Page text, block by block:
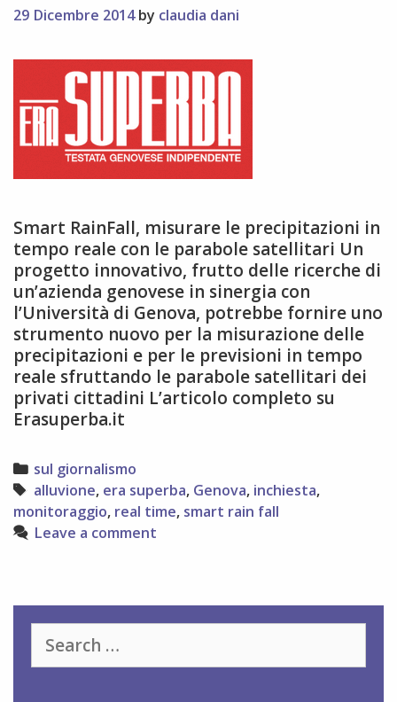
29 Dicembre 2014 by claudia dani
Smart RainFall, misurare le precipitazioni in
tempo reale con le parabole satellitari Un
progetto innovativo, frutto delle ricerche di
un’azienda genovese in sinergia con
l’Università di Genova, potrebbe fornire uno
strumento nuovo per la misurazione delle
precipitazioni e per le previsioni in tempo
reale sfruttando le parabole satellitari dei
privati cittadini L’articolo completo su
Erasuperba.it
Categories
sul giornalismo
Tags
alluvione, era superba, Genova, inchiesta,
monitoraggio, real time, smart rain fall
Leave a comment
for: